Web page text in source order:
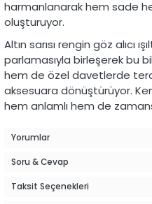
harmanlanarak hem sade
oluşturuyor.
Altın sarısı rengin göz alıcı
parlamasıyla birleşerek bu
hem de özel davetlerde
aksesuara dönüştürüyor.
hem anlamlı hem de
Yorumlar
Soru & Cevap
Taksit Seçenekleri